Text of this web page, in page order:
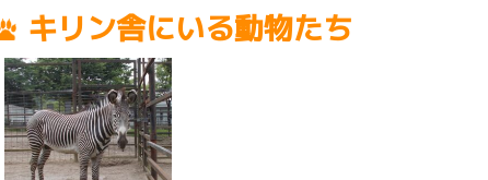
キリン舎にいる動物たち